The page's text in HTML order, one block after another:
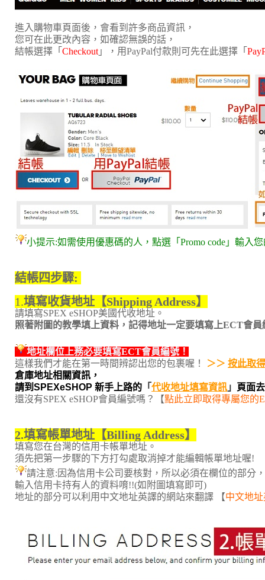
進入購物車頁面後，會看到許多商品資訊，
您可在此更改內容，如確認無誤的話，
結帳選擇「 Checkout 」，用PayPal付款則可先在此選擇「
小提示:如需使用優惠碼的人，點選「Promo code」輸入
結帳四步驟:
1.填寫收貨地址 【Shipping Address】
請填寫SPEX eSHOP美國代收地址。
照著附圖的教學填上資料 ，記得地址一定要填寫上ECT會員
地址欄位上務必要填寫ECT會員編號！
這樣我們才能在第一時間辨認出您的包裹喔！
＞＞ 按此取
倉庫地址相關資訊，
請到SPEXeSHOP 新手上路的 「代收地址填寫資訊 」
頁面
還沒有SPEX eSHOP會員編號嗎？【點此立即取得專屬您的
2.填寫帳單地址【Billing Address】
填寫您在台灣的信用卡帳單地址。
須先把第一步驟的下方打勾處取消掉才能編輯帳單地址喔!
請注意:因為信用卡公司要核對，所以必須在欄位的部分，
輸入信用卡持有人的資料唷!!(如附圖填寫即可)
地址的部分可以利用中文地址英譯的網站來翻譯 【中文地